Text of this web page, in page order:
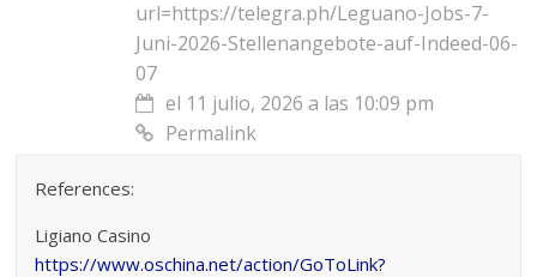
url=https://telegra.ph/Leguano-Jobs-7-
Juni-2026-Stellenangebote-auf-Indeed-06-
07
el 11 julio, 2026 a las 10:09 pm
Permalink
References:
Ligiano Casino
https://www.oschina.net/action/GoToLink?